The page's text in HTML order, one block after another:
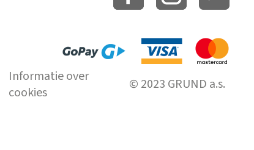
Informatie over
cookies
© 2023 GRUND a.s.